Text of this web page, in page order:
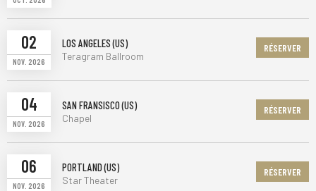
02
NOV. 2026
LOS ANGELES (US)
Teragram Ballroom
RÉSERVER
04
NOV. 2026
SAN FRANSISCO (US)
Chapel
RÉSERVER
06
NOV. 2026
PORTLAND (US)
Star Theater
RÉSERVER